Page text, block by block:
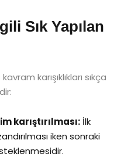
Sık Yapılan
karışıklıkları sıkça
karıştırılması: İlk
iken sonraki